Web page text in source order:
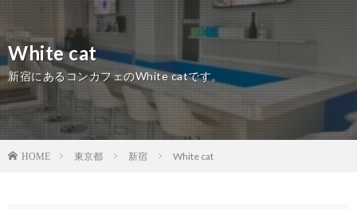
White cat
新宿にあるコンカフェのWhite catです。
HOME 東京都 新宿 White cat